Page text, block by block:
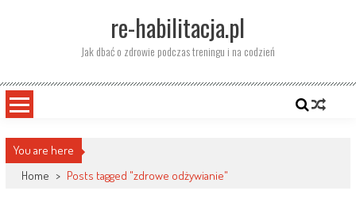
re-habilitacja.pl
Jak dbać o zdrowie podczas treningu i na codzień
You are here
Home > Posts tagged "zdrowe odżywianie"